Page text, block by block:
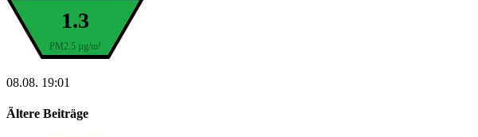
PM2.5 µg/m³
1.3
08.08. 19:01
Ältere Beiträge